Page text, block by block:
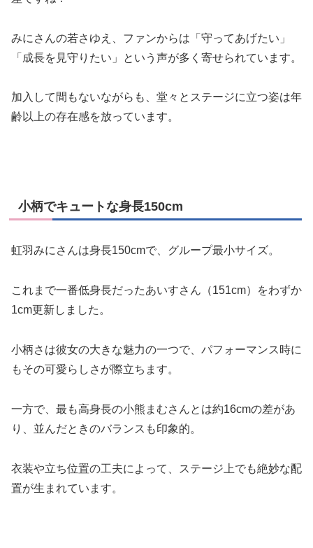
みにさんの若さゆえ、ファンからは「守ってあげたい」
「成長を見守りたい」という声が多く寄せられています。
加入して間もないながらも、堂々とステージに立つ姿は年
齢以上の存在感を放っています。
小柄でキュートな身長150cm
虹羽みにさんは身長150cmで、グループ最小サイズ。
これまで一番低身長だったあいすさん（151cm）をわずか
1cm更新しました。
小柄さは彼女の大きな魅力の一つで、パフォーマンス時に
もその可愛らしさが際立ちます。
一方で、最も高身長の小熊まむさんとは約16cmの差があ
り、並んだときのバランスも印象的。
衣装や立ち位置の工夫によって、ステージ上でも絶妙な配
置が生まれています。